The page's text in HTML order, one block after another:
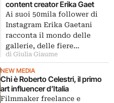
content creator Erika Gaet
Ai suoi 50mila follower di
Instagram Erika Gaetani
racconta il mondo delle
gallerie, delle fiere…
di Giulia Giaume
NEW MEDIA
Chi è Roberto Celestri, il primo
art influencer d’Italia
Filmmaker freelance e